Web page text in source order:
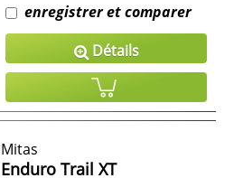
enregistrer et comparer
Détails
Mitas
Enduro Trail XT